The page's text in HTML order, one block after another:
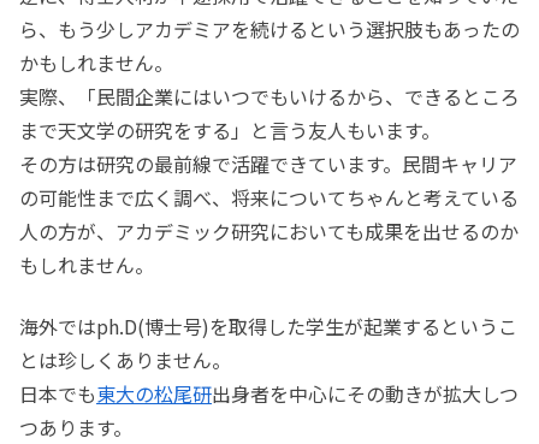
ら、もう少しアカデミアを続けるという選択肢もあったの
かもしれません。
実際、「民間企業にはいつでもいけるから、できるところ
まで天文学の研究をする」と言う友人もいます。
その方は研究の最前線で活躍できています。民間キャリア
の可能性まで広く調べ、将来についてちゃんと考えている
人の方が、アカデミック研究においても成果を出せるのか
もしれません。
海外ではph.D(博士号)を取得した学生が起業するというこ
とは珍しくありません。
日本でも東大の松尾研出身者を中心にその動きが拡大しつ
つあります。